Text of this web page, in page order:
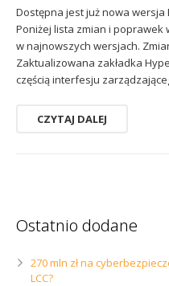
Dostępna jest już nowa wersja
Poniżej lista zmian i
w najnowszych wersjach.
Zaktualizowana zakładka
częścią interfesju
CZYTAJ DALEJ
Ostatnio dodane
270 mln zł na
LCC?